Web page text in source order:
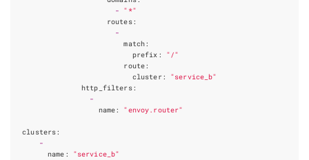
-
"*"
routes:
-
match:
prefix :
"/"
route:
cluster :
"service_b"
http_filters:
-
name: "envoy.router"
clusters:
-
name :
"service_b"